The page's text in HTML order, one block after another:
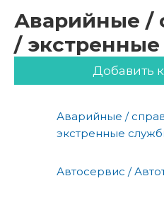
Аварийные /
/
Добавить
Аварийные /
экстренные
Автосервис /